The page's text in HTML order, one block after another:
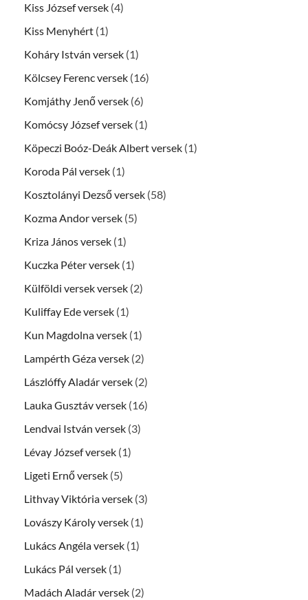
Kiss József versek (4)
Kiss Menyhért (1)
Koháry István versek (1)
Kölcsey Ferenc versek (16)
Komjáthy Jenő versek (6)
Komócsy József versek (1)
Köpeczi Boóz-Deák Albert versek (1)
Koroda Pál versek (1)
Kosztolányi Dezső versek (58)
Kozma Andor versek (5)
Kriza János versek (1)
Kuczka Péter versek (1)
Külföldi versek versek (2)
Kuliffay Ede versek (1)
Kun Magdolna versek (1)
Lampérth Géza versek (2)
Lászlóffy Aladár versek (2)
Lauka Gusztáv versek (16)
Lendvai István versek (3)
Lévay József versek (1)
Ligeti Ernő versek (5)
Lithvay Viktória versek (3)
Lovászy Károly versek (1)
Lukács Angéla versek (1)
Lukács Pál versek (1)
Madách Aladár versek (2)